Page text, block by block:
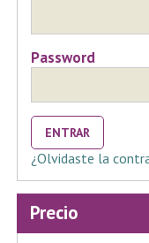
Password
ENTRAR
¿Olvidaste la
Precio